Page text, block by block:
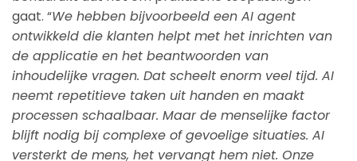
gaat. “We hebben bijvoorbeeld een AI agent
ontwikkeld die klanten helpt met het inrichten van
de applicatie en het beantwoorden van
inhoudelijke vragen. Dat scheelt enorm veel tijd. AI
neemt repetitieve taken uit handen en maakt
processen schaalbaar. Maar de menselijke factor
blijft nodig bij complexe of gevoelige situaties. AI
versterkt de mens, het vervangt hem niet. Onze